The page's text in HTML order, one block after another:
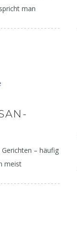
man
– häufig
meist